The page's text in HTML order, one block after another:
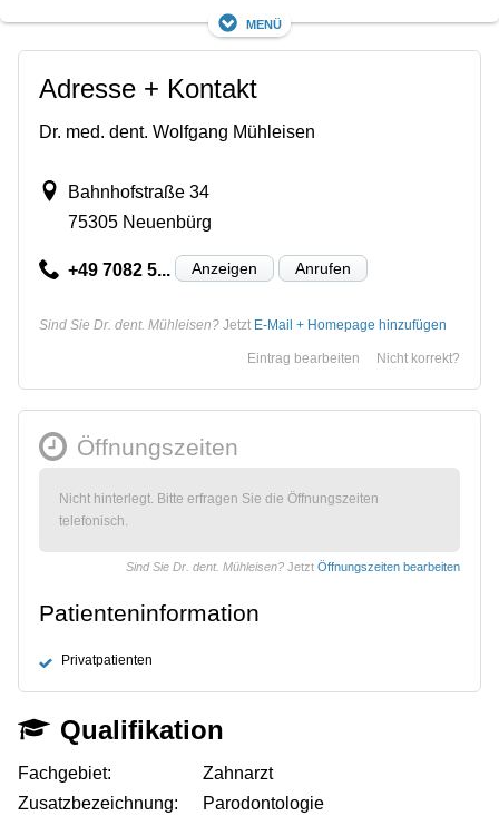
Menü
Adresse + Kontakt
Dr. med. dent. Wolfgang Mühleisen
Bahnhofstraße 34
75305 Neuenbürg
+49 7082 5... Anzeigen Anrufen
Sind Sie Dr. dent. Mühleisen? Jetzt E-Mail + Homepage hinzufügen
Nicht korrekt?
Eintrag bearbeiten
Öffnungszeiten
Nicht hinterlegt. Bitte erfragen Sie die Öffnungszeiten
telefonisch.
Sind Sie Dr. dent. Mühleisen? Jetzt Öffnungszeiten bearbeiten
Patienteninformation
Privatpatienten
Qualifikation
Fachgebiet:
Zahnarzt
Zusatzbezeichnung:
Parodontologie